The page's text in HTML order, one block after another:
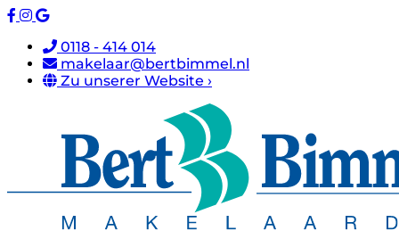
0118 - 414 014
makelaar@bertbimmel.nl
Zu unserer Website ›